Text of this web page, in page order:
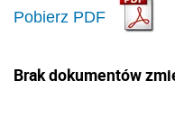
Pobierz PDF
Brak dokumentów